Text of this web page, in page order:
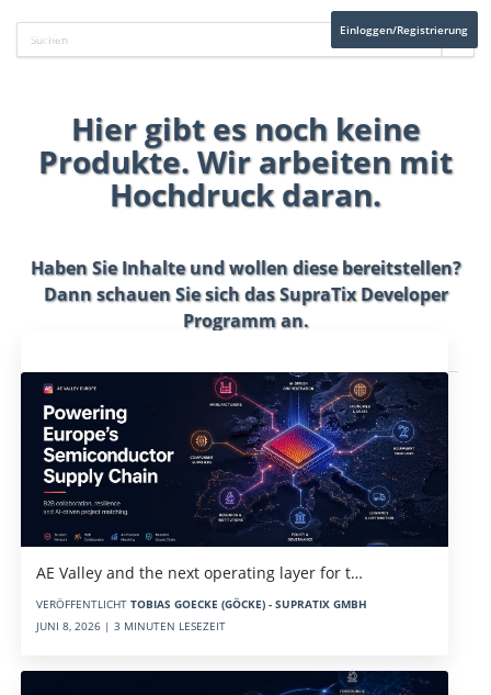
Einloggen/Registrierung
Hier gibt es noch keine
Produkte. Wir arbeiten mit
Hochdruck daran.
Haben Sie Inhalte und wollen diese bereitstellen?
Dann schauen Sie sich dasSupraTix Developer
Programman.
AE Valley and the next operating layer for t…
VERÖFFENTLICHT TOBIAS GOECKE (GÖCKE) - SUPRATIX GMBH
JUNI 8, 2026 | 3 MINUTEN LESEZEIT